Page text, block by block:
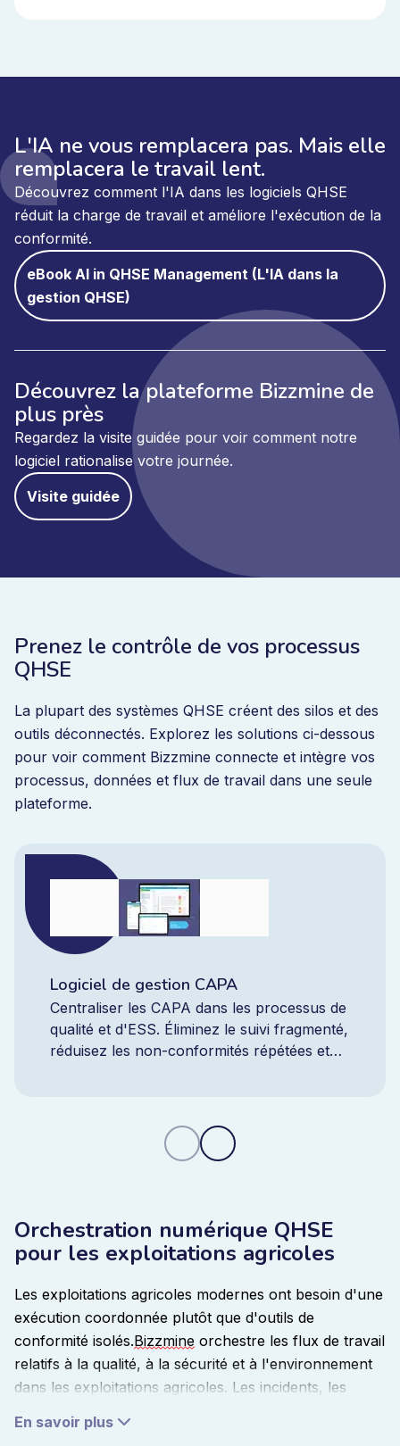
L'IA ne vous remplacera pas. Mais elle
remplacera le travail lent.
Découvrez comment l'IA dans les logiciels QHSE
réduit la charge de travail et améliore l'exécution de la
conformité.
eBook AI in QHSE Management (L'IA dans la
gestion QHSE)
Découvrez la plateforme Bizzmine de
plus près
Regardez la visite guidée pour voir comment notre
logiciel rationalise votre journée.
Visite guidée
Prenez le contrôle de vos processus
QHSE
La plupart des systèmes QHSE créent des silos et des
outils déconnectés. Explorez les solutions ci-dessous
pour voir comment Bizzmine connecte et intègre vos
processus, données et flux de travail dans une seule
plateforme.
Logiciel de gestion CAPA
Centraliser les CAPA dans les processus de
qualité et d'ESS. Éliminez le suivi fragmenté,
réduisez les non-conformités répétées et
Orchestration numérique QHSE
pour les exploitations agricoles
Les exploitations agricoles modernes ont besoin d'une
exécution coordonnée plutôt que d'outils de
conformité isolés.Bizzmine orchestre les flux de travail
relatifs à la qualité, à la sécurité et à l'environnement
dans les exploitations agricoles. Les incidents, les
gérés au sein d'un système unique qui offre une
En savoir plus